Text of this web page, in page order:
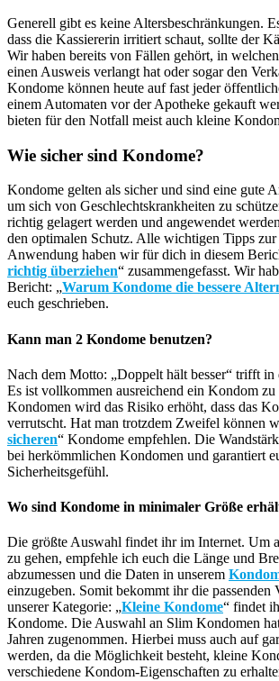
Generell gibt es keine Altersbeschränkungen.
dass die Kassiererin irritiert schaut, sollte der
Wir haben bereits von Fällen gehört, in
einen Ausweis verlangt hat oder sogar den
Kondome können heute auf fast jeder
einem Automaten vor der Apotheke gekauft
bieten für den Notfall meist auch kleine
Wie sicher sind Kondome?
Kondome gelten als sicher und sind eine gute
um sich von Geschlechtskrankheiten zu
richtig gelagert werden und angewendet
den optimalen Schutz. Alle wichtigen Tipps
Anwendung haben wir für dich in diesem
richtig überziehen“ zusammengefasst. Wir
Bericht: „Warum Kondome die bessere
euch geschrieben.
Kann man 2 Kondome benutzen?
Nach dem Motto: „Doppelt hält besser“ trifft in
Es ist vollkommen ausreichend ein Kondom
Kondomen wird das Risiko erhöht, dass das
verrutscht. Hat man trotzdem Zweifel können
sicheren“ Kondome empfehlen. Die
bei herkömmlichen Kondomen und garantiert
Sicherheitsgefühl.
Wo sind Kondome in minimaler Größe
Die größte Auswahl findet ihr im Internet. Um
zu gehen, empfehle ich euch die Länge und
abzumessen und die Daten in unserem
einzugeben. Somit bekommt ihr die passenden
unserer Kategorie: „Kleine Kondome“ findet
Kondome. Die Auswahl an Slim Kondomen
Jahren zugenommen. Hierbei muss auch auf
werden, da die Möglichkeit besteht, kleine
verschiedene Kondom-Eigenschaften zu